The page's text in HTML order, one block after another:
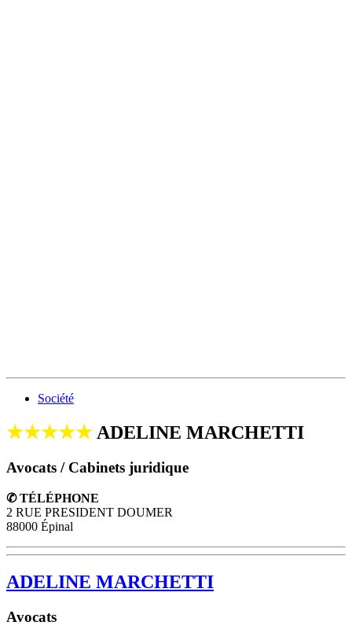
Société
★★★★★ ADELINE MARCHETTI
Avocats / Cabinets juridique
✆ TÉLÉPHONE
2 RUE PRESIDENT DOUMER
88000 Épinal
ADELINE MARCHETTI
Avocats